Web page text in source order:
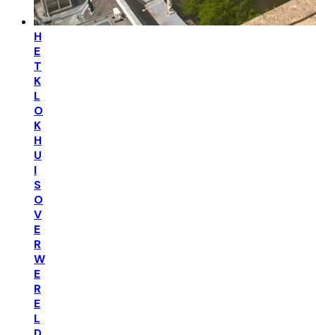
H
E
T
K
L
O
K
H
U
I
S
O
V
E
R
W
E
R
E
L